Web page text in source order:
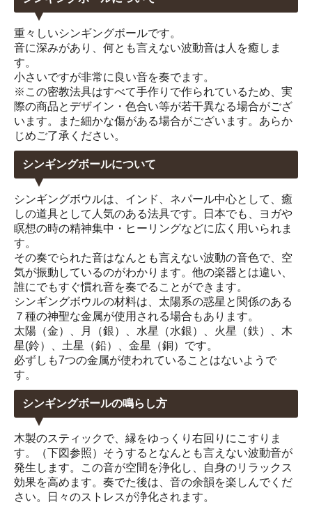
重々しいシンギングボールです。
音に深みがあり、何とも言えない波動音は人を癒しま
す。
小さいですが非常に良い音を奏でます。
※この密教法具はすべて手作りで作られているため、実
際の商品とデザイン・色合い等が若干異なる場合がござ
います。また細かな傷がある場合がございます。あらか
じめご了承ください。
シンギングボールについて
シンギングボウルは、インド、ネパール中心として、癒
しの道具として人気のある法具です。日本でも、ヨガや
瞑想の時の精神集中・ヒーリングなどに広く用いられま
す。
その奏でられた音はなんとも言えない波動の音色で、空
気が振動しているのがわかります。他の楽器とは違い、
誰にでもすぐ慣れ音を奏でることができます。
シンギングボウルの材料は、太陽系の惑星と関係のある
７種の神聖な金属が使用される場合もあります。
太陽（金）、月（銀）、水星（水銀）、火星（鉄）、木
星(鈴）、土星（鉛）、金星（銅）です。
必ずしも7つの金属が使われていることはないようで
す。
シンギングボールの鳴らし方
木製のスティックで、縁をゆっくり右回りにこすりま
す。（下図参照）そうするとなんとも言えない波動音が
発生します。この音が空間を浄化し、自身のリラックス
効果を高めます。奏でた後は、音の余韻を楽しんでくだ
さい。日々のストレスが浄化されます。